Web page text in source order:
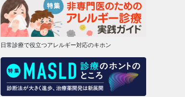
日常診療で役立つアレルギー対応のキホン